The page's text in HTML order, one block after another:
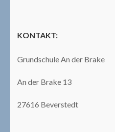
KONTAKT:
Grundschule An der Brake
An der Brake 13
27616 Beverstedt